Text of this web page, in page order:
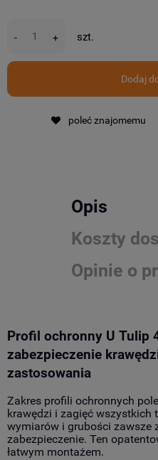
- + szt.
Dodaj
poleć znajomemu
Opis
Koszty
Opinie o
Profil ochronny U Tulip
zabezpieczenie
zastosowania
Zakres profili ochronnych
krawędzi i zagięć wszystkich
wymiarów i grubości zawsze
zabezpieczenie. Ten
łatwym montażem.